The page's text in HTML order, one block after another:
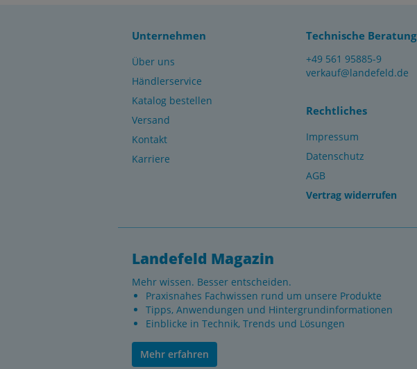
Unternehmen
Über uns
Händlerservice
Katalog bestellen
Versand
Kontakt
Karriere
Technische Beratung
+49 561 95885-9
verkauf@landefeld.de
Rechtliches
Impressum
Datenschutz
AGB
Vertrag widerrufen
Landefeld Magazin
Mehr wissen. Besser entscheiden.
Praxisnahes Fachwissen rund um unsere Produkte
Tipps, Anwendungen und Hintergrundinformationen
Einblicke in Technik, Trends und Lösungen
Mehr erfahren